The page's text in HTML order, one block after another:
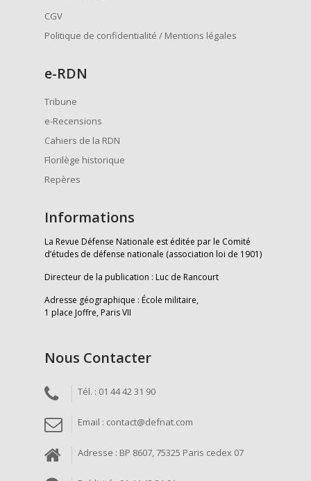
CGV
Politique de confidentialité / Mentions légales
e-RDN
Tribune
e-Recensions
Cahiers de la RDN
Florilège historique
Repères
Informations
La Revue Défense Nationale est éditée par le Comité
d’études de défense nationale (association loi de 1901)
Directeur de la publication : Luc de Rancourt
Adresse géographique : École militaire,
1 place Joffre, Paris VII
Nous Contacter
Tél. : 01 44 42 31 90
Email : contact@defnat.com
Adresse : BP 8607, 75325 Paris cedex 07